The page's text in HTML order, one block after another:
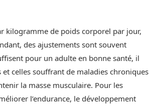
kilogramme de poids corporel par jour,
des ajustements sont souvent
pour un adulte en bonne santé, il
celles souffrant de maladies chroniques
la masse musculaire. Pour les
l’endurance, le développement